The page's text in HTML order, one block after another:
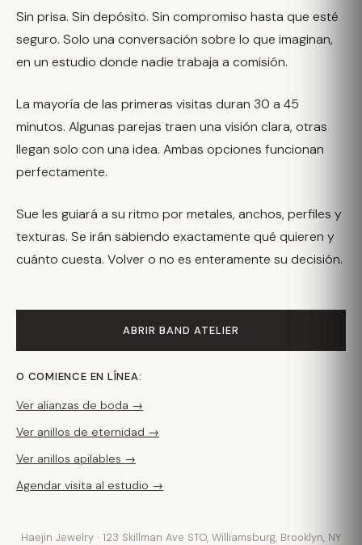
Sin prisa. Sin depósito. Sin compromiso hasta que esté
seguro. Solo una conversación sobre lo que imaginan,
en un estudio donde nadie trabaja a comisión.
La mayoría de las primeras visitas duran 30 a 45
minutos. Algunas parejas traen una visión clara, otras
llegan solo con una idea. Ambas opciones funcionan
perfectamente.
Sue les guiará a su ritmo por metales, anchos, perfiles y
texturas. Se irán sabiendo exactamente qué quieren y
cuánto cuesta. Volver o no es enteramente su decisión.
ABRIR BAND ATELIER
O COMIENCE EN LÍNEA:
Ver alianzas de boda →
Ver anillos de eternidad →
Ver anillos apilables →
Agendar visita al estudio →
Haejin Jewelry · 123 Skillman Ave STO, Williamsburg, Brooklyn, NY